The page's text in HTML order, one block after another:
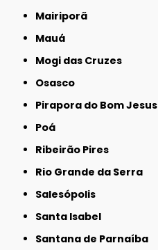
Mairiporã
Mauá
Mogi das Cruzes
Osasco
Pirapora do Bom Jesus
Poá
Ribeirão Pires
Rio Grande da Serra
Salesópolis
Santa Isabel
Santana de Parnaíba